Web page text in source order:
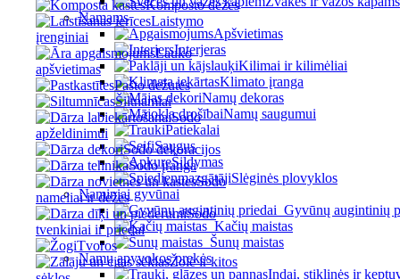
Komposto dėžės
Laistymo
įrenginiai
Lauko
apšvietimas
Pašto dėžutės
Šiltnamiai
Sodo
apželdinimui
Sodo dekoracijos
Sodo įranga
Sodo
nameliai ir dėžės
Sodo
tvenkiniai ir priedai
Tvoros
Žolė ir kitos
Namams
Apšvietimas
Interjeras
Kilimai ir kilimėliai
Klimato įranga
Namų dekoras
Namų saugumui
Patiekalai
Saugus
Šildymas
Slėginės plovyklos
Naminiai gyvūnai
Gyvūnų augintinių
Kačių maistas
Šunų maistas
Namų apyvokos prekės
Indai, stiklinės ir